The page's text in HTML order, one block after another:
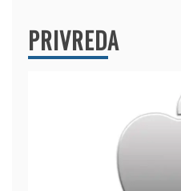
PRIVREDA